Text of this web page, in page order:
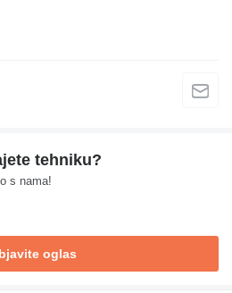
tehniku?
s nama!
oglas